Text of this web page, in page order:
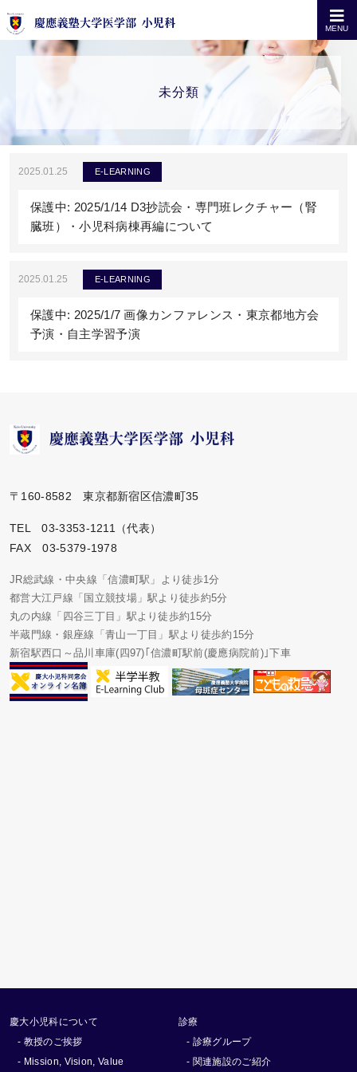
MENU
未分類
2025.01.25 E-LEARNING
保護中: 2025/1/14 D3抄読会・専門班レクチャー（腎
臓班）・小児科病棟再編について
2025.01.25 E-LEARNING
保護中: 2025/1/7 画像カンファレンス・東京都地方会
予演・自主学習予演
〒160-8582 東京都新宿区信濃町35
TEL 03-3353-1211（代表）
FAX 03-5379-1978
JR総武線・中央線「信濃町駅」より徒歩1分
都営大江戸線「国立競技場」駅より徒歩約5分
丸の内線「四谷三丁目」駅より徒歩約15分
半蔵門線・銀座線「青山一丁目」駅より徒歩約15分
新宿駅西口～品川車庫(四97)｢信濃町駅前(慶應病院前)｣下車
慶大小児科について
- 教授のご挨拶
- Mission, Vision, Value
診療
- 診療グループ
- 関連施設のご紹介